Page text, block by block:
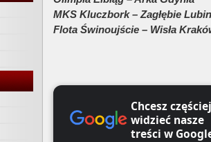
MKS Kluczbork – Zagłębie Lubin
Flota Świnoujście – Wisła
Chcesz częściej
widzieć nasze
treści w